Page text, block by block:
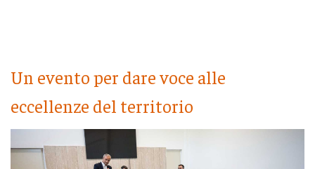
Un evento per dare voce alle
eccellenze del territorio